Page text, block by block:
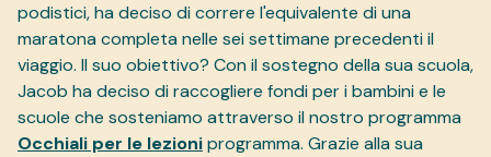
podistici, ha deciso di correre l'equivalente di una
maratona completa nelle sei settimane precedenti il
viaggio. Il suo obiettivo? Con il sostegno della sua scuola,
Jacob ha deciso di raccogliere fondi per i bambini e le
scuole che sosteniamo attraverso il nostro programma
Occhiali per le lezioniprogramma. Grazie alla sua